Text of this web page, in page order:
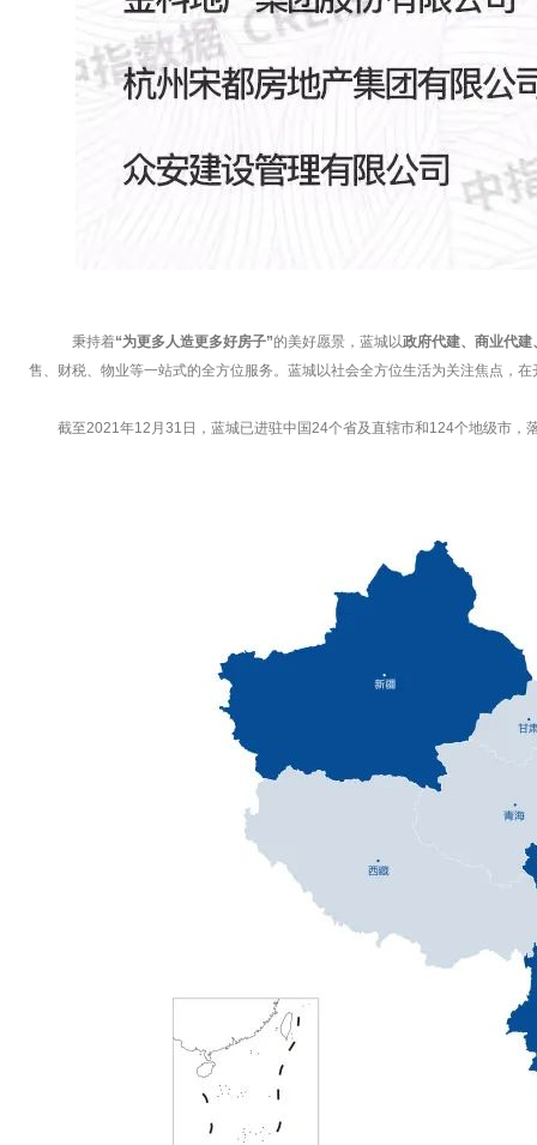
秉持着“为更多人造更多好房子”的美好愿景，蓝城以政府代建、商业代建
售、财税、物业等一站式的全方位服务。蓝城以社会全方位生活为关注焦点，在
截至2021年12月31日，蓝城已进驻中国24个省及直辖市和124个地级市，